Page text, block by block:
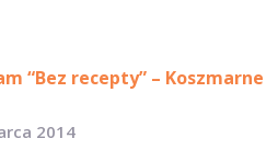
“Bez recepty” – Koszmarne
2014